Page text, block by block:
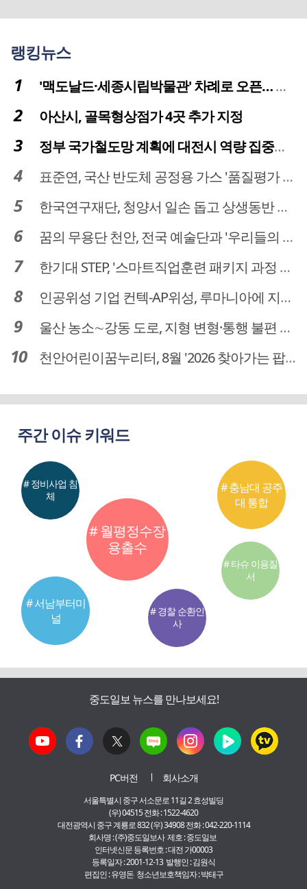
랭킹뉴스
'맥도날드·세종시립박물관' 차례로 오픈… 고운동 정주여건 좋아진다
아산시, 골목형상점가 4곳 추가 지정
정부 국가철도망 계획에 대전시 역량 집중해야
표준연, 국산 반도체 공정용 가스 '품질평가 체계' 구축
한국연구재단, 청양서 일손 돕고 상생동반 친구맺기 봉사활동
꿈의 무용단 천안, 전국 예술단과 '우리들의 하모니' 선보여
한기대 STEP, '스마트직업훈련 패키지 과정 3기' 모집
인공위성 기업 컨텍-AP위성, 루마니아에 지상국 시스템 전수
울산 농소∼강동 도로, 지형 변형·통행 불편 해법 찾는다
천안어린이꿈누리터, 8월 '2026 찾아가는 팝업놀이터' 운영
주간 이슈 키워드
# 월평정수장
용출수
# 서남부터미
널
# 충남대 공주
대 통합
# 정비사업 침
체
# 경찰 순환인
사
# 타슈 이용질
서
중도일보 뉴스를 만나보세요!
PC버전 회사소개
서울특별시 중구 서소문로 11길 2 효성빌딩
(우) 04515 전화 : 1522-4620
대전광역시 중구 계룡로 832 (우) 34908 전화 : 042-220-1114
회사명 : (주)중도일보사 제호 : 중도일보
인터넷신문 등록번호 : 대전 가00003
등록일자 : 2001-12-13 발행인 : 김원식
편집인 : 유영돈 청소년보호책임자 : 박태구